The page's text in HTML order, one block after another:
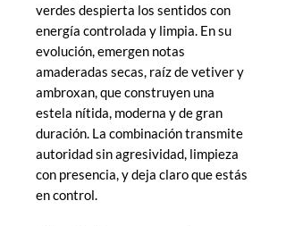
verdes despierta los sentidos con
energía controlada y limpia. En su
evolución, emergen notas
amaderadas secas, raíz de vetiver y
ambroxan, que construyen una
estela nítida, moderna y de gran
duración. La combinación transmite
autoridad sin agresividad, limpieza
con presencia, y deja claro que estás
en control.